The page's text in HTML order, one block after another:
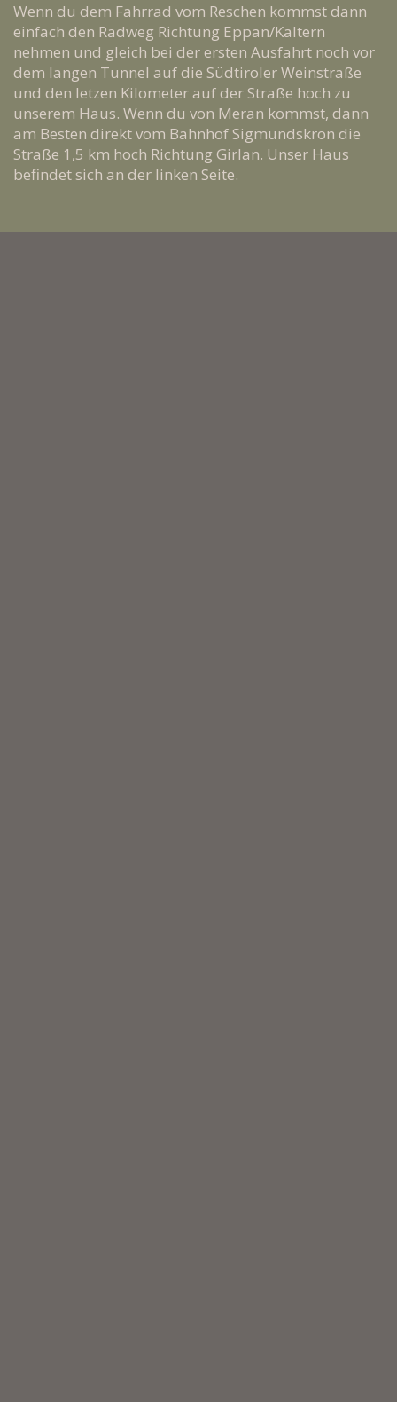
Wenn du dem Fahrrad vom Reschen kommst dann
einfach den Radweg Richtung Eppan/Kaltern
nehmen und gleich bei der ersten Ausfahrt noch vor
dem langen Tunnel auf die Südtiroler Weinstraße
und den letzen Kilometer auf der Straße hoch zu
unserem Haus. Wenn du von Meran kommst, dann
am Besten direkt vom Bahnhof Sigmundskron die
Straße 1,5 km hoch Richtung Girlan. Unser Haus
befindet sich an der linken Seite.